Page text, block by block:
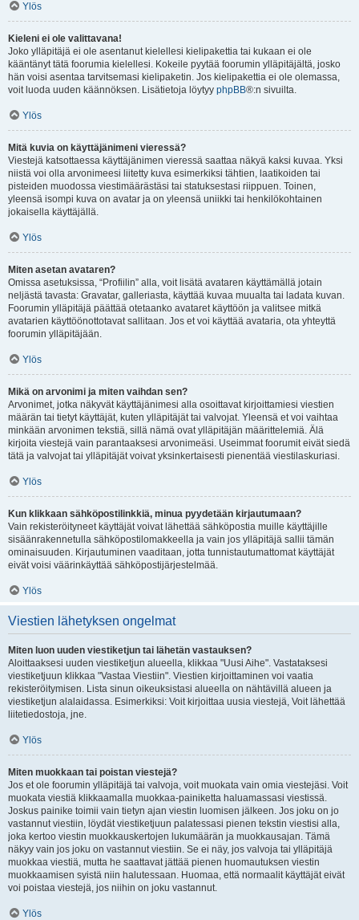
Ylös
Kieleni ei ole valittavana!
Joko ylläpitäjä ei ole asentanut kielellesi kielipakettia tai kukaan ei ole
kääntänyt tätä foorumia kielellesi. Kokeile pyytää foorumin ylläpitäjältä, josko
hän voisi asentaa tarvitsemasi kielipaketin. Jos kielipakettia ei ole olemassa,
voit luoda uuden käännöksen. Lisätietoja löytyy phpBB®:n sivuilta.
Ylös
Mitä kuvia on käyttäjänimeni vieressä?
Viestejä katsottaessa käyttäjänimen vieressä saattaa näkyä kaksi kuvaa. Yksi
niistä voi olla arvonimeesi liitetty kuva esimerkiksi tähtien, laatikoiden tai
pisteiden muodossa viestimäärästäsi tai statuksestasi riippuen. Toinen,
yleensä isompi kuva on avatar ja on yleensä uniikki tai henkilökohtainen
jokaisella käyttäjällä.
Ylös
Miten asetan avataren?
Omissa asetuksissa, “Profiilin” alla, voit lisätä avataren käyttämällä jotain
neljästä tavasta: Gravatar, galleriasta, käyttää kuvaa muualta tai ladata kuvan.
Foorumin ylläpitäjä päättää otetaanko avataret käyttöön ja valitsee mitkä
avatarien käyttöönottotavat sallitaan. Jos et voi käyttää avataria, ota yhteyttä
foorumin ylläpitäjään.
Ylös
Mikä on arvonimi ja miten vaihdan sen?
Arvonimet, jotka näkyvät käyttäjänimesi alla osoittavat kirjoittamiesi viestien
määrän tai tietyt käyttäjät, kuten ylläpitäjät tai valvojat. Yleensä et voi vaihtaa
minkään arvonimen tekstiä, sillä nämä ovat ylläpitäjän määrittelemiä. Älä
kirjoita viestejä vain parantaaksesi arvonimeäsi. Useimmat foorumit eivät siedä
tätä ja valvojat tai ylläpitäjät voivat yksinkertaisesti pienentää viestilaskuriasi.
Ylös
Kun klikkaan sähköpostilinkkiä, minua pyydetään kirjautumaan?
Vain rekisteröityneet käyttäjät voivat lähettää sähköpostia muille käyttäjille
sisäänrakennetulla sähköpostilomakkeella ja vain jos ylläpitäjä sallii tämän
ominaisuuden. Kirjautuminen vaaditaan, jotta tunnistautumattomat käyttäjät
eivät voisi väärinkäyttää sähköpostijärjestelmää.
Ylös
Viestien lähetyksen ongelmat
Miten luon uuden viestiketjun tai lähetän vastauksen?
Aloittaaksesi uuden viestiketjun alueella, klikkaa "Uusi Aihe". Vastataksesi
viestiketjuun klikkaa "Vastaa Viestiin". Viestien kirjoittaminen voi vaatia
rekisteröitymisen. Lista sinun oikeuksistasi alueella on nähtävillä alueen ja
viestiketjun alalaidassa. Esimerkiksi: Voit kirjoittaa uusia viestejä, Voit lähettää
liitetiedostoja, jne.
Ylös
Miten muokkaan tai poistan viestejä?
Jos et ole foorumin ylläpitäjä tai valvoja, voit muokata vain omia viestejäsi. Voit
muokata viestiä klikkaamalla muokkaa-painiketta haluamassasi viestissä.
Joskus painike toimii vain tietyn ajan viestin luomisen jälkeen. Jos joku on jo
vastannut viestiin, löydät viestiketjuun palatessasi pienen tekstin viestisi alla,
joka kertoo viestin muokkauskertojen lukumäärän ja muokkausajan. Tämä
näkyy vain jos joku on vastannut viestiin. Se ei näy, jos valvoja tai ylläpitäjä
muokkaa viestiä, mutta he saattavat jättää pienen huomautuksen viestin
muokkaamisen syistä niin halutessaan. Huomaa, että normaalit käyttäjät eivät
voi poistaa viestejä, jos niihin on joku vastannut.
Ylös